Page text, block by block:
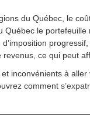
du Québec, le
le portefeuille
ce qui peut
inconvénients à
comment